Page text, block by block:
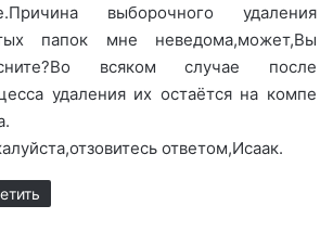
выборочного удаления
папок мне неведома,может,Вы
всяком случае после
удаления их остаётся на компе
ответом,Исаак.